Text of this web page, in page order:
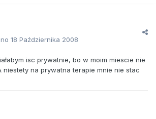
18 Października 2008
isc prywatnie, bo w moim miescie nie
niestety na prywatna terapie mnie nie stac